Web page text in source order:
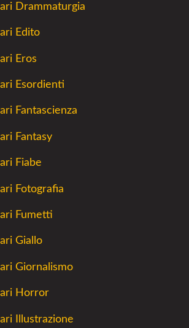
Drammaturgia
Edito
Eros
Esordienti
Fantascienza
Fantasy
Fiabe
Fotografia
Fumetti
Giallo
Giornalismo
Horror
Illustrazione